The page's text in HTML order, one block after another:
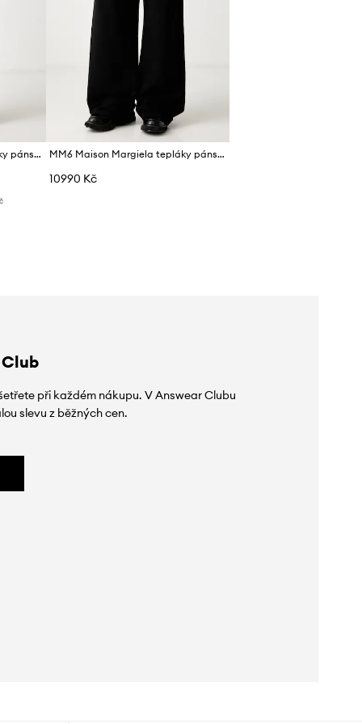
MM6 Maison Margiela tepláky pánské bavlněné MM6 Maison Margiela tepláky pánské bavlněné
10990 Kč
při každém nákupu. V Answear Clubu
slevu z běžných cen.